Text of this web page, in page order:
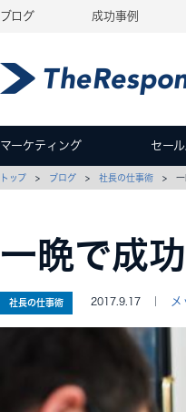
ブログ 成功事例
マーケティング セー
トップ > ブログ > 社長の仕事術 > 一
一晩で成
社長の仕事術 2017.9.17 ｜